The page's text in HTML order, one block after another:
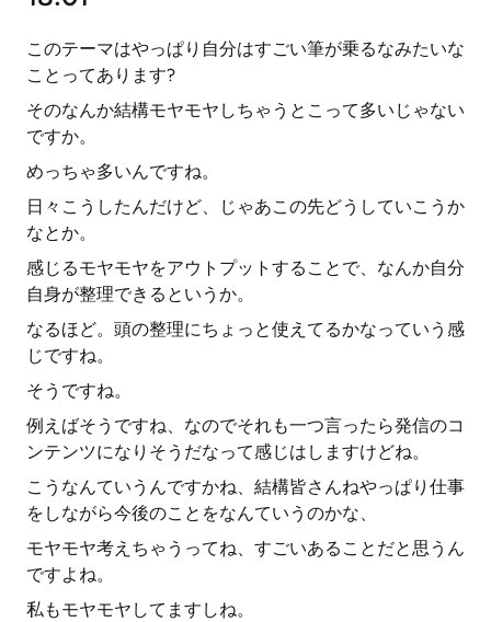
このテーマはやっぱり自分はすごい筆が乗るなみたいな
ことってあります?
そのなんか結構モヤモヤしちゃうとこって多いじゃない
ですか。
めっちゃ多いんですね。
日々こうしたんだけど、じゃあこの先どうしていこうか
なとか。
感じるモヤモヤをアウトプットすることで、なんか自分
自身が整理できるというか。
なるほど。頭の整理にちょっと使えてるかなっていう感
じですね。
そうですね。
例えばそうですね、なのでそれも一つ言ったら発信のコ
ンテンツになりそうだなって感じはしますけどね。
こうなんていうんですかね、結構皆さんねやっぱり仕事
をしながら今後のことをなんていうのかな、
モヤモヤ考えちゃうってね、すごいあることだと思うん
ですよね。
私もモヤモヤしてますしね。